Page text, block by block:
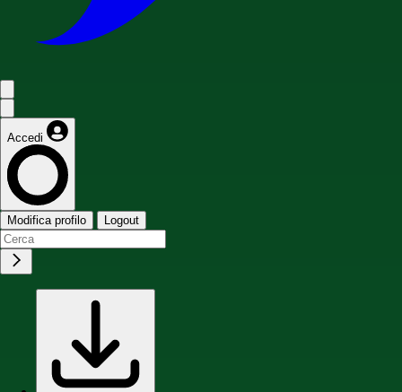
Accedi
Modifica profilo Logout